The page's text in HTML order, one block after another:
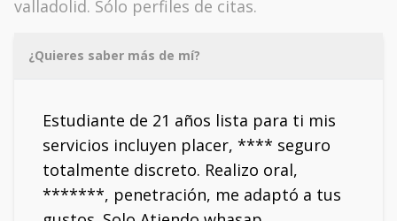
valladolid. Sólo perfiles de citas.
¿Quieres saber más de mí?
Estudiante de 21 años lista para ti mis
servicios incluyen placer, **** seguro
totalmente discreto. Realizo oral,
*******, penetración, me adaptó a tus